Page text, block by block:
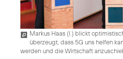
Markus Haas (l.) blickt
überzeugt, dass 5G uns helfen
werden und die Wirtschaft